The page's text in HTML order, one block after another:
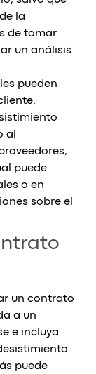
la
de tomar
un análisis
pueden
al
puede
o en
sobre el
un contrato
a un
e incluya
puede